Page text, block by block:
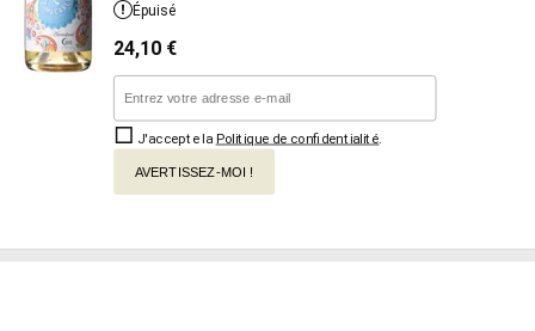
Épuisé
24,10 €
J'accepte la Politique de confidentialité
AVERTISSEZ-MOI !